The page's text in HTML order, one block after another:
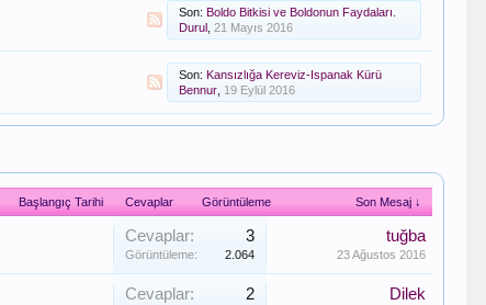
Son: Boldo Bitkisi ve Boldonun Faydaları.
Durul, 21 Mayıs 2016
Son: Kansızlığa Kereviz-Ispanak Kürü
Bennur, 19 Eylül 2016
Başlangıç Tarihi Cevaplar Görüntüleme Son Mesaj ↓
Cevaplar: 3
Görüntüleme: 2.064
tuğba
23 Ağustos 2016
Cevaplar: 2 Dilek